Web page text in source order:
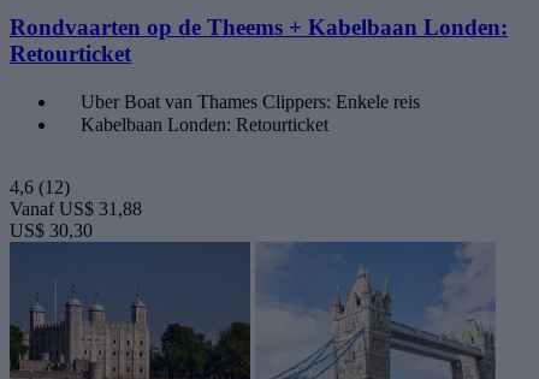
Rondvaarten op de Theems + Kabelbaan Londen:
Retourticket
Uber Boat van Thames Clippers: Enkele reis
Kabelbaan Londen: Retourticket
4,6 (12)
Vanaf US$ 31,88
US$ 30,30